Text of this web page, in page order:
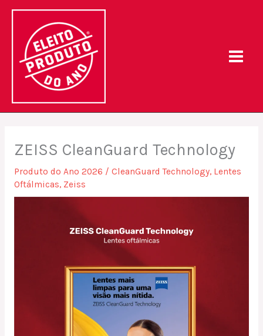
Skip
content
ZEISS CleanGuard Technology
Produto do Ano 2026 / CleanGuard Technology, Lentes
Oftálmicas, Zeiss